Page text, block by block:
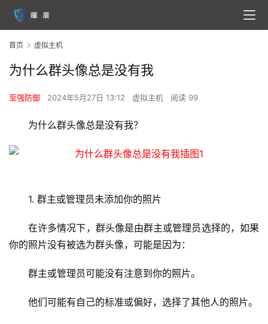
首页 虚拟主机
为什么群头像总是没有我
至强防御 2024年5月27日 13:12 虚拟主机 阅读 99
为什么群头像总是没有我？
1. 群主或管理员未添加你的照片
在许多情况下，群头像是由群主或管理员选择的，如果
你的照片没有被选为群头像，可能是因为：
群主或管理员可能没有注意到你的照片。
他们可能有自己的标准或偏好，选择了其他人的照片。